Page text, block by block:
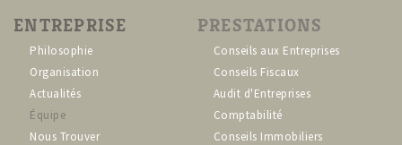
ENTREPRISE
Philosophie
Organisation
Actualités
Équipe
Nous Trouver
PRESTATIONS
Conseils aux Entreprises
Conseils Fiscaux
Audit d'Entreprises
Comptabilité
Conseils Immobiliers